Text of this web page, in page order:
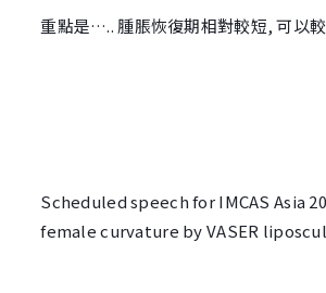
重點是….. 腫脹恢復期相對較短, 可以
Scheduled speech for IMCAS Asia
female curvature by VASER